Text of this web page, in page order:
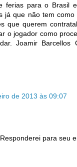
ferias para o Brasil
já que não tem
que querem
o jogador como
Joamir Barcellos
de 2013 às 09:07
para seu